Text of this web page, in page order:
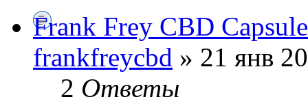
Frank Frey CBD
frankfreycbd » 21 янв
2 Ответы